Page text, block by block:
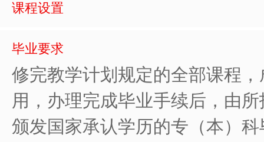
课程设置
毕业要求
修完教学计划规定的全部课程
用，办理完成毕业手续后，由
颁发国家承认学历的专（本）